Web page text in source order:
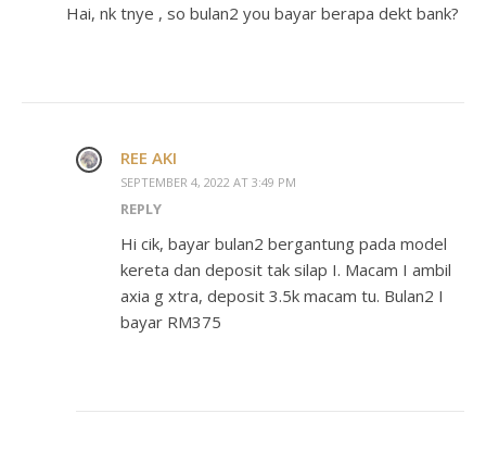
Hai, nk tnye , so bulan2 you bayar berapa dekt bank?
REE AKI
SEPTEMBER 4, 2022 AT 3:49 PM
REPLY
Hi cik, bayar bulan2 bergantung pada model
kereta dan deposit tak silap I. Macam I ambil
axia g xtra, deposit 3.5k macam tu. Bulan2 I
bayar RM375